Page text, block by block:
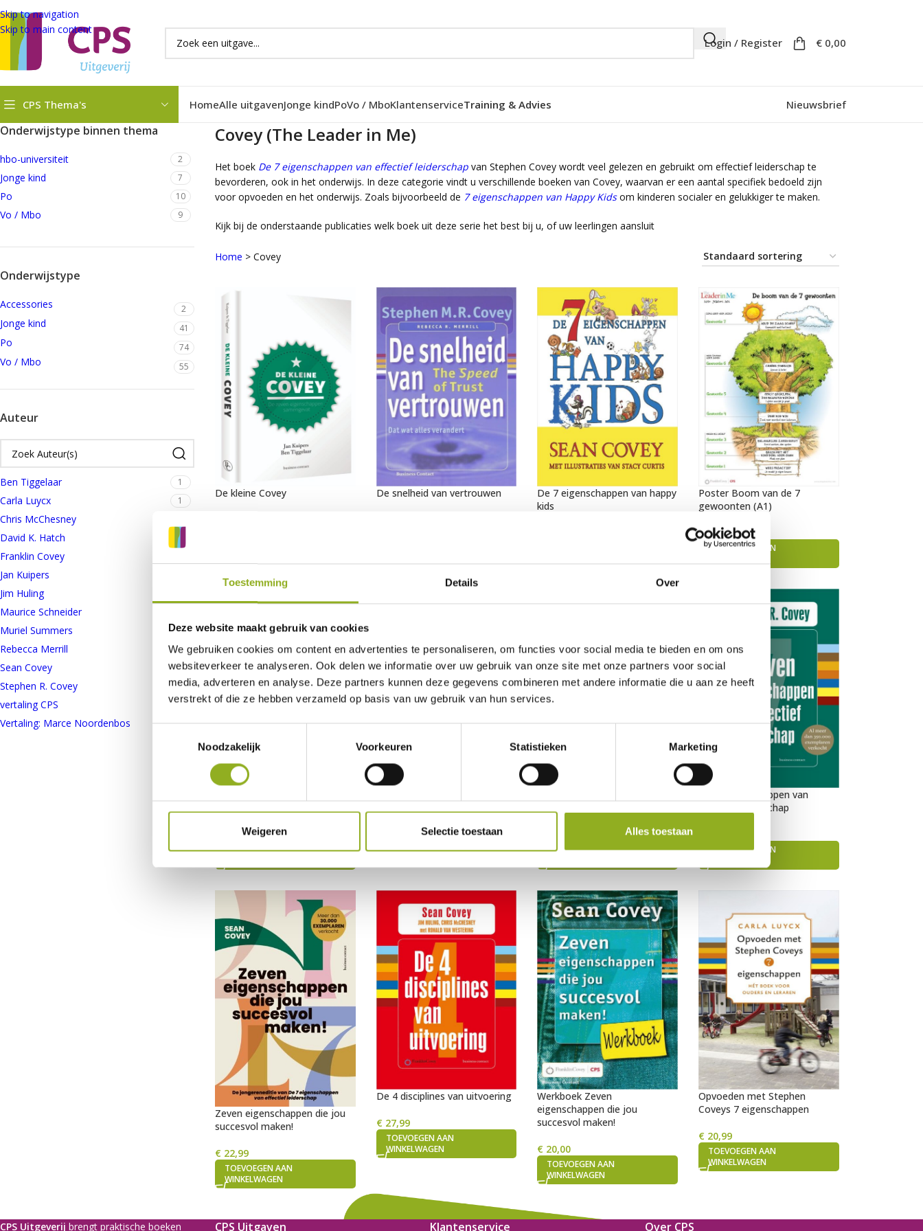
Toestemming Details Over
Deze website maakt gebruik van cookies
We gebruiken cookies om content en advertenties te personaliseren, om functies voor social media te bieden en om ons
websiteverkeer te analyseren. Ook delen we informatie over uw gebruik van onze site met onze partners voor social
media, adverteren en analyse. Deze partners kunnen deze gegevens combineren met andere informatie die u aan ze heeft
verstrekt of die ze hebben verzameld op basis van uw gebruik van hun services.
Noodzakelijk
Voorkeuren Statistieken Marketing
Weigeren Selectie toestaan Alles toestaan
Skip to navigation
Skip to main content
Login / Register € 0,00
CPS Thema's HomeAlle uitgavenJonge kindPoVo / MboKlantenserviceTraining & Advies Nieuwsbrief
Onderwijstype binnen thema
hbo-universiteit 2
Jonge kind 7
Po 10
Vo / Mbo 9
Onderwijstype
Accessories 2
Jonge kind 41
Po 74
Vo / Mbo 55
Auteur
Ben Tiggelaar 1
Carla Luycx 1
Chris McChesney
David K. Hatch 1
Franklin Covey
Jan Kuipers
Jim Huling
Maurice Schneider
Muriel Summers 1
Rebecca Merrill 1
Sean Covey 4
Stephen R. Covey 3
vertaling CPS 2
Vertaling: Marce Noordenbos 1
Covey (The Leader in Me)
Het boek De 7 eigenschappen van effectief leiderschapvan Stephen Covey wordt veel gelezen en gebruikt om effectief leiderschap te
bevorderen, ook in het onderwijs. In deze categorie vindt u verschillende boeken van Covey, waarvan er een aantal specifiek bedoeld zijn
voor opvoeden en het onderwijs. Zoals bijvoorbeeld de 7 eigenschappen van Happy Kidsom kinderen socialer en gelukkiger te maken.
Kijk bij de onderstaande publicaties welk boek uit deze serie het best bij u, of uw leerlingen aansluit
Home > Covey
De kleine Covey De snelheid van vertrouwen
De 7 eigenschappen van happy
kids
Poster Boom van de 7
gewoonten (A1)
€12,95
TOEVOEGEN AAN
19,95
TOEVOEGEN AAN
TOEVOEGEN AAN
WINKELWAGEN
TOEVOEGEN AAN
De 7 eigenschappen van
effectief leiderschap
TOEVOEGEN AAN
Zeven eigenschappen die jou
succesvol maken!
€22,99
TOEVOEGEN AAN
WINKELWAGEN
De 4 disciplines van uitvoering
€27,99
TOEVOEGEN AAN
WINKELWAGEN
Werkboek Zeven
eigenschappen die jou
succesvol maken!
€ 20,00
TOEVOEGEN AAN
WINKELWAGEN
Opvoeden met Stephen
Coveys 7 eigenschappen
€ 20,99
TOEVOEGEN AAN
WINKELWAGEN
CPS Uitgeverij brengt praktische boeken CPS Uitgaven Klantenservice Over CPS